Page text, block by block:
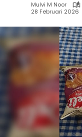
Mulvi M Noor
28 Februari 2026